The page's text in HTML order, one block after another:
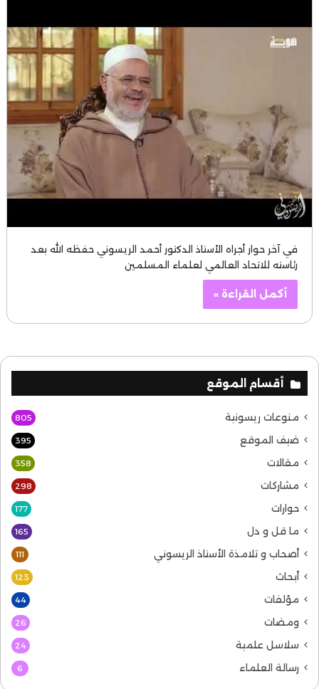
في آخر حوار أجراه الأستاذ الدكتور أحمد الريسوني حفظه الله بعد
رئاسته للاتحاد العالمي لعلماء المسلمين
أكمل القراءة »
أقسام الموقع
منوعات ريسونية 805
ضيف الموقع 395
مقالات 358
مشاركات 298
حوارات 177
ما قل و دل 165
أصحاب و تلامذة الأستاذ الريسوني 111
أبحاث 123
مؤلفات 44
ومضات 26
سلاسل علمية 24
رسالة العلماء 6